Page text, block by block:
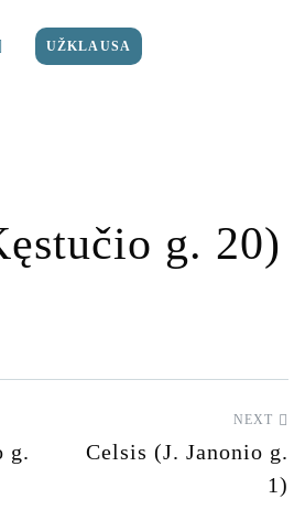
UŽKLAUSA
g. 20)
g.
NEXT
Celsis (J. Janonio g.
1)